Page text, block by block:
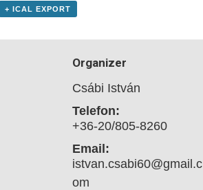
+ ICAL EXPORT
Organizer
Csábi István
Telefon:
+36-20/805-8260
Email:
istvan.csabi60@gmail.c
om